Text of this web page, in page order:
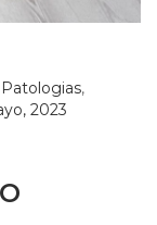
Patologias,
2023